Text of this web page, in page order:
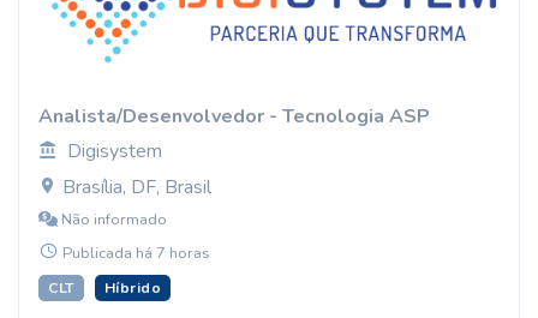
Analista/Desenvolvedor - Tecnologia ASP
Digisystem
Brasília, DF, Brasil
Não informado
Publicada há 7 horas
CLT Híbrido